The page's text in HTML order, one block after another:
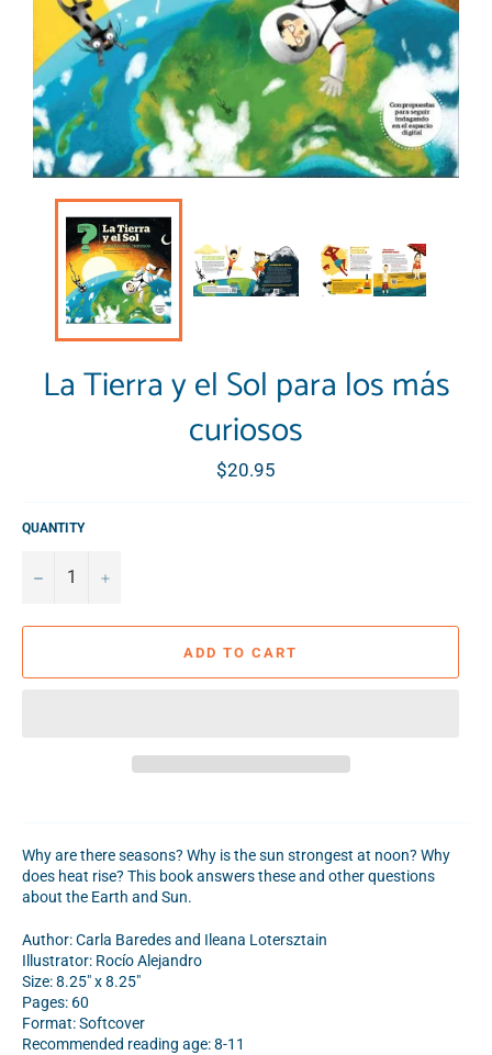
La Tierra y el Sol para los más
curiosos
Regular
price
$20.95
QUANTITY
− +
ADD TO CART
Why are there seasons? Why is the sun strongest at noon? Why
does heat rise? This book answers these and other questions
about the Earth and Sun.
Author: Carla Baredes and Ileana Lotersztain
Illustrator: Rocío Alejandro
Size: 8.25" x 8.25"
Pages: 60
Format: Softcover
Recommended reading age: 8-11